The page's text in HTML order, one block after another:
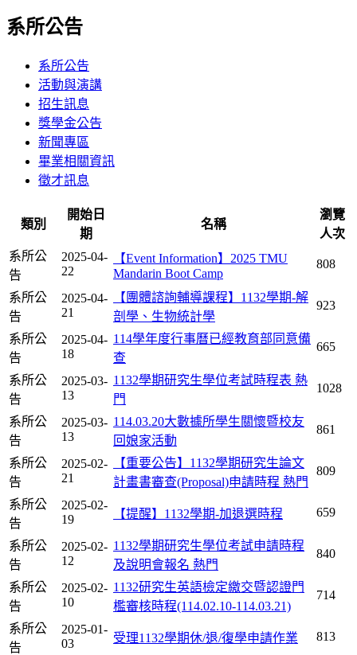
系所公告
系所公告
活動與演講
招生訊息
獎學金公告
新聞專區
畢業相關資訊
徵才訊息
類別
開始日
期
名稱
瀏覽
人次
系所公
告
2025-04-
22
【Event Information】2025 TMU
Mandarin Boot Camp
808
系所公
告
2025-04-
21
【團體諮詢輔導課程】1132學期-解
剖學、生物統計學
923
系所公
告
2025-04-
18
114學年度行事曆已經教育部同意備
查
665
系所公
告
2025-03-
13
1132學期研究生學位考試時程表 熱
門
1028
系所公
告
2025-03-
13
114.03.20大數據所學生關懷暨校友
回娘家活動
861
系所公
告
2025-02-
21
【重要公告】1132學期研究生論文
計畫書審查(Proposal)申請時程 熱門
809
系所公
告
2025-02-
19
【提醒】1132學期-加退選時程 659
系所公
告
2025-02-
12
1132學期研究生學位考試申請時程
及說明會報名 熱門
840
系所公
告
2025-02-
10
1132研究生英語檢定繳交暨認證門
檻審核時程(114.02.10-114.03.21)
714
系所公
告
2025-01-
03
受理1132學期休/退/復學申請作業 813